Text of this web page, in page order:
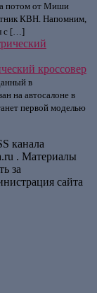
а потом от Миши
КВН. Напомним,
с […]
кроссовер
в
на автосалоне в
первой моделью
канала
. Материалы
за
сайта